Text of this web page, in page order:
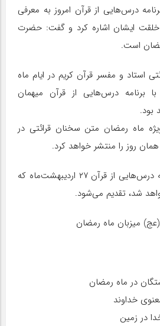
درس‌هایی از قرآن امروز به معرفی
خلقت ایشان اشاره کرد و گفت: حضرت
است.
استاد و مفسر قرآن کریم در ایام ماه
برنامه درس‌هایی از قرآن میهمان
بود.
ماه رمضان متن سخنان قرائتی در
روز را منتشر خواهد کرد.
در این گزارش متن برنامه درس‌هایی از قرآن ۲۷ اردیبهشت‌ماه که
شد، تقدیم می‌شود.
میزبان ماه رمضان
در ماه رمضان
خداوند
در زمین